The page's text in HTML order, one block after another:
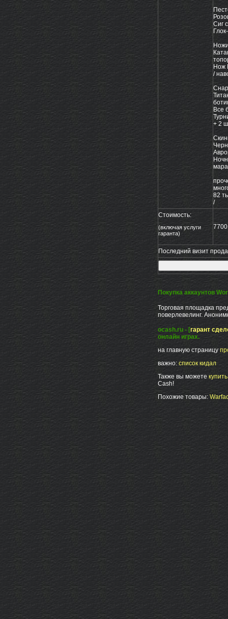
Сиг
Нож
/
Все
+ 2
82
/
Стоимость:
(включая услуги
гаранта)
Последний визит
Покупка аккаунтов
Торговая площадка
поверлевелинг.
ocash.ru - [гарант
онлайн играх.
на главную страницу
важно: список кидал
Также вы можете
Cash!
Похожие товары: